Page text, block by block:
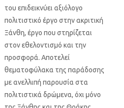
του επιδεικνύει αξιόλογο
πολιτιστικό έργο στην ακριτική
Ξάνθη, έργο που στηρίζεται
στον εθελοντισμό και την
προσφορά. Αποτελεί
θεματοφύλακα της παράδοσης
με ανελλιπή παρουσία στα
πολιτιστικά δρώμενα, όχι μόνο